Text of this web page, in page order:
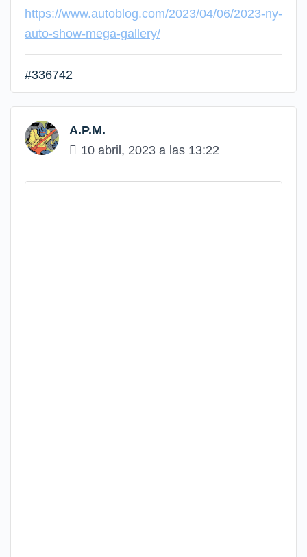
https://www.autoblog.com/2023/04/06/2023-ny-
auto-show-mega-gallery/
#336742
A.P.M.
10 abril, 2023 a las 13:22